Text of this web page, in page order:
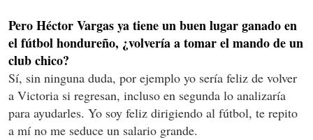
Pero Héctor Vargas ya tiene un buen lugar ganado en
el fútbol hondureño, ¿volvería a tomar el mando de un
club chico?
Sí, sin ninguna duda, por ejemplo yo sería feliz de volver
a Victoria si regresan, incluso en segunda lo analizaría
para ayudarles. Yo soy feliz dirigiendo al fútbol, te repito
a mí no me seduce un salario grande.